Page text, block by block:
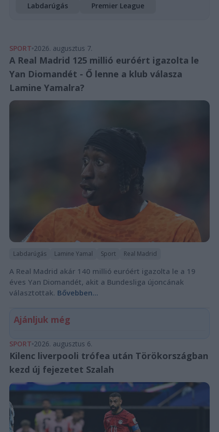
Labdarúgás
Premier League
SPORT 2026. augusztus 7.
A Real Madrid 125 millió euróért igazolta le
Yan Diomandét - Ő lenne a klub válasza
Lamine Yamalra?
Labdarúgás Lamine Yamal Sport Real Madrid
A Real Madrid akár 140 millió euróért igazolta le a 19
éves Yan Diomandét, akit a Bundesliga újoncának
választottak. Bővebben...
Ajánljuk még
SPORT 2026. augusztus 6.
Kilenc liverpooli trófea után Törökországban
kezd új fejezetet Szalah